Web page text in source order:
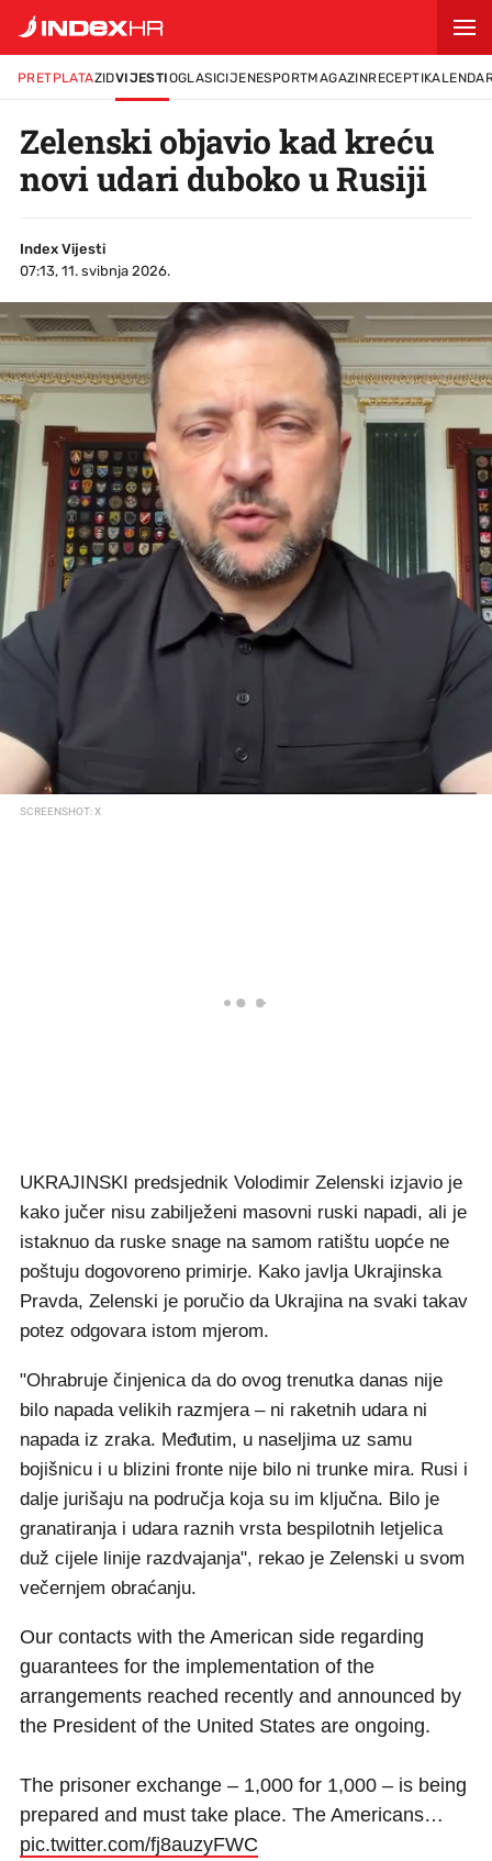
PRETPLATAZIDVIJESTIOGLASICIJENESPORTMAGAZINRECEPTI
Zelenski objavio kad kreću
novi udari duboko u Rusiji
Index Vijesti
07:13, 11. svibnja 2026.
SCREENSHOT: X
UKRAJINSKI predsjednik Volodimir Zelenski izjavio je
kako jučer nisu zabilježeni masovni ruski napadi, ali je
istaknuo da ruske snage na samom ratištu uopće ne
poštuju dogovoreno primirje. Kako javlja Ukrajinska
Pravda, Zelenski je poručio da Ukrajina na svaki takav
potez odgovara istom mjerom.
"Ohrabruje činjenica da do ovog trenutka danas nije
bilo napada velikih razmjera – ni raketnih udara ni
napada iz zraka. Međutim, u naseljima uz samu
bojišnicu i u blizini fronte nije bilo ni trunke mira. Rusi i
dalje jurišaju na područja koja su im ključna. Bilo je
granatiranja i udara raznih vrsta bespilotnih letjelica
duž cijele linije razdvajanja", rekao je Zelenski u svom
večernjem obraćanju.
Our contacts with the American side regarding
guarantees for the implementation of the
arrangements reached recently and announced by
the President of the United States are ongoing.
The prisoner exchange – 1,000 for 1,000 – is being
prepared and must take place. The Americans…
pic.twitter.com/fj8auzyFWC